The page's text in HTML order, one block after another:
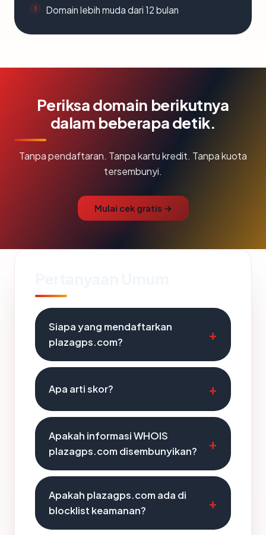
Domain lebih muda dari 12 bulan
Periksa domain berikutnya
dalam beberapa detik.
Tanpa pendaftaran. Tanpa kartu kredit. Tanpa kuota
tersembunyi.
Mulai cek gratis →
Siapa yang mendaftarkan
plazagps.com?
Apa arti skor?
Apakah informasi WHOIS
plazagps.com disembunyikan?
Apakah plazagps.com ada di
blocklist keamanan?